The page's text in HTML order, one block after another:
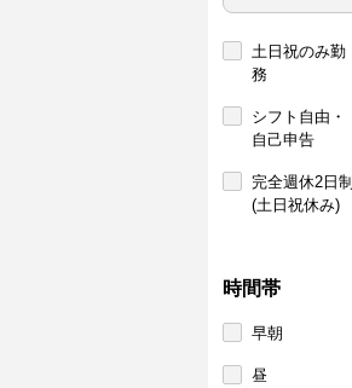
土日祝のみ勤
務
シフト自由・
自己申告
完全週休2日制
(土日祝休み)
時間帯
早朝
昼